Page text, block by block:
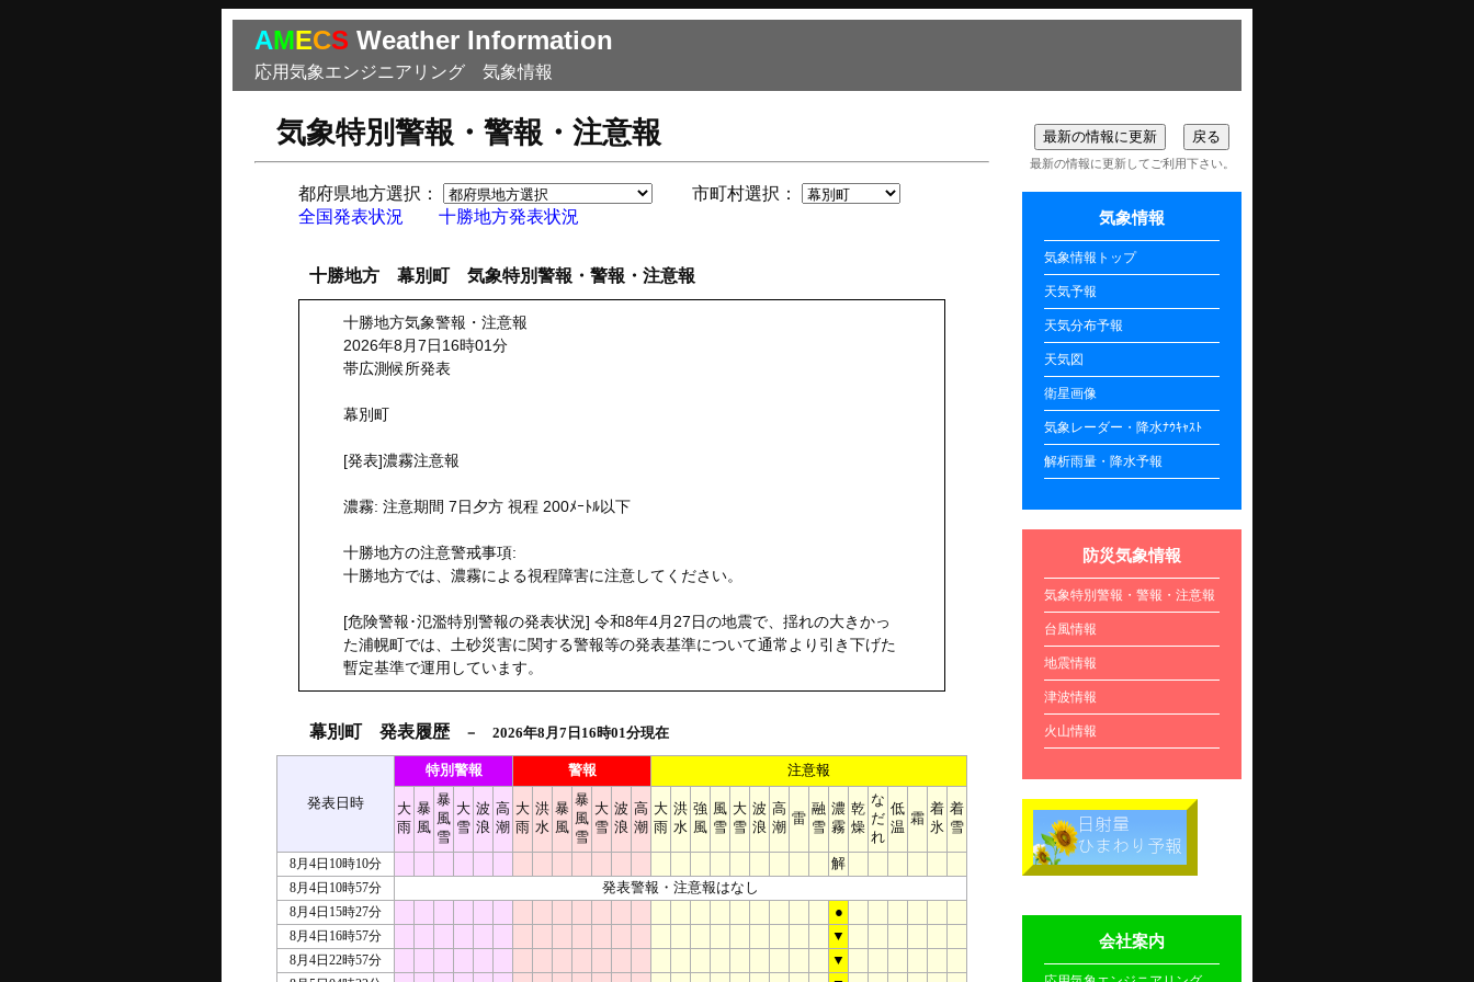
AMECS Weather Information
応用気象エンジニアリング 気象情報
気象特別警報・警報・注意報
都府県地方選択：
市町村選択：
全国発表状況
十勝地方発表状況
十勝地方 幕別町 気象特別警報・警報・注意報
十勝地方気象警報・注意報
2026年8月7日16時01分
帯広測候所発表
幕別町
[発表]濃霧注意報
濃霧: 注意期間 7日夕方 視程 200ﾒｰﾄﾙ以下
十勝地方の注意警戒事項:
十勝地方では、濃霧による視程障害に注意してください。
[危険警報･氾濫特別警報の発表状況] 令和8年4月27日の地震で、揺れの大きかっ
た浦幌町では、土砂災害に関する警報等の発表基準について通常より引き下げた
暫定基準で運用しています。
幕別町 発表履歴－ 2026年8月7日16時01分現在
発表日時
特別警報 警報 注意報
大
雨
暴
風
暴
風
雪
大
雪
波
浪
高
潮
大
雨
洪
水
暴
風
暴
風
雪
大
雪
波
浪
高
潮
大
雨
洪
水
強
風
風
雪
大
雪
波
浪
高
潮
雷
融
雪
濃
霧
乾
燥
な
だ
れ
低
温
霜
着
氷
着
雪
8月4日10時10分
解
8月4日10時57分
発表警報・注意報はなし
8月4日15時27分
●
8月4日16時57分
▼
8月4日22時57分
▼
最新の情報に更新してご利用下さい。
気象情報
気象情報トップ
天気予報
天気分布予報
天気図
衛星画像
気象レーダー・降水ﾅｳｷｬｽﾄ
解析雨量・降水予報
防災気象情報
気象特別警報・警報・注意報
台風情報
地震情報
津波情報
火山情報
会社案内